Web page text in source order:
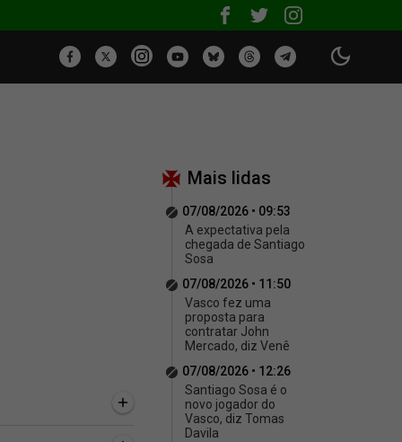
Mais lidas
07/08/2026 • 09:53
A expectativa pela
chegada de Santiago
Sosa
07/08/2026 • 11:50
Vasco fez uma
proposta para
contratar John
Mercado, diz Venê
07/08/2026 • 12:26
Santiago Sosa é o
novo jogador do
Vasco, diz Tomas
Davila